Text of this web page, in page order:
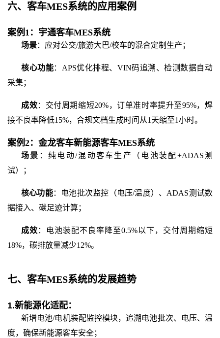
六、 客车MES系统的应用案例
案例 1：宇通客车MES系统
场景：应对公交/旅游大巴/校车的混合定制生产；
核心功能： APS优化排程、VIN码追溯、检测数据自动
采集；
成效：交付周期缩短20%，订单准时率提升至95%，焊
接不良率降低15%，合规文档生成时间从1天缩至1小时。
案例2：金龙客车新能源客车MES系统
场景 ：纯电动/混动客车生产（电池装配+ADAS测
试）；
核心功能：电池批次监控（电压/温度）、ADAS测试数
据接入、碳足迹计算；
成效 ：电池装配不良率降至0.5%以下，交付周期缩短
18%，碳排放量减少12%。
七、 客车MES系统的发展趋势
1.新能源化适配：
新增电池/电机装配监控模块，追溯电池批次、电压、温
度，确保新能源客车安全；